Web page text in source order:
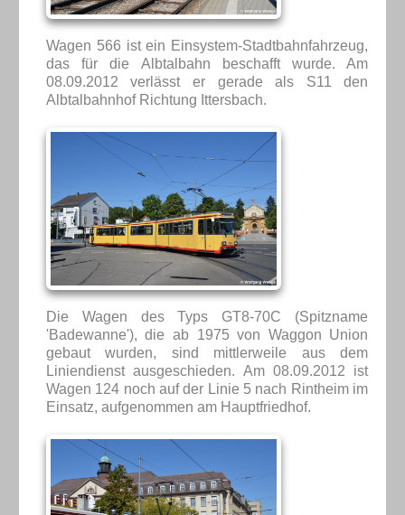
Wagen 566 ist ein Einsystem-Stadtbahnfahrzeug,
das für die Albtalbahn beschafft wurde. Am
08.09.2012 verlässt er gerade als S11 den
Albtalbahnhof Richtung Ittersbach.
Die Wagen des Typs GT8-70C (Spitzname
'Badewanne'), die ab 1975 von Waggon Union
gebaut wurden, sind mittlerweile aus dem
Liniendienst ausgeschieden. Am 08.09.2012 ist
Wagen 124 noch auf der Linie 5 nach Rintheim im
Einsatz, aufgenommen am Hauptfriedhof.